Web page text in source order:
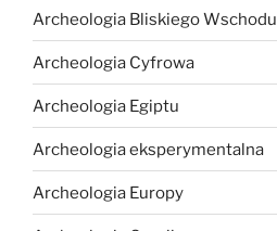
Archeologia Bliskiego Wschodu
Archeologia Cyfrowa
Archeologia Egiptu
Archeologia eksperymentalna
Archeologia Europy